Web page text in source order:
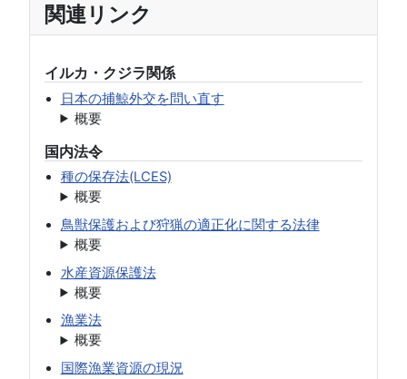
関連リンク
イルカ・クジラ関係
日本の捕鯨外交を問い直す
概要
国内法令
種の保存法(LCES)
概要
鳥獣保護および狩猟の適正化に関する法律
概要
水産資源保護法
概要
漁業法
概要
国際漁業資源の現況